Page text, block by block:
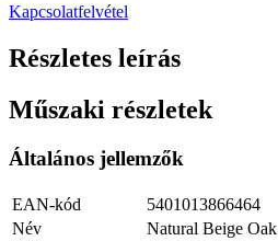
Kapcsolatfelvétel
Részletes leírás
Műszaki részletek
Általános jellemzők
EAN-kód
5401013866464
Név
Natural Beige Oak